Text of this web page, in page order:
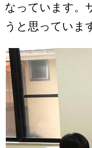
なっています。
うと思っていま